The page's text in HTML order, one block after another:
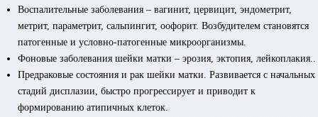
Воспалительные заболевания – вагинит, цервицит, эндометрит,
метрит, параметрит, сальпингит, оофорит. Возбудителем становятся
патогенные и условно-патогенные микроорганизмы.
Фоновые заболевания шейки матки – эрозия, эктопия, лейкоплакия..
Предраковые состояния и рак шейки матки. Развивается с начальных
стадий дисплазии, быстро прогрессирует и приводит к
формированию атипичных клеток.